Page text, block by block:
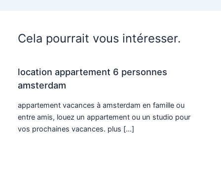
Cela pourrait vous intéresser.
location appartement 6 personnes
amsterdam
appartement vacances à amsterdam en famille ou
entre amis, louez un appartement ou un studio pour
vos prochaines vacances. plus […]